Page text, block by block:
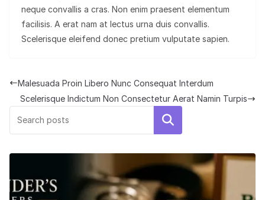
neque convallis a cras. Non enim praesent elementum
facilisis. A erat nam at lectus urna duis convallis.
Scelerisque eleifend donec pretium vulputate sapien.
Malesuada Proin Libero Nunc Consequat Interdum
Scelerisque Indictum Non Consectetur Aerat Namin Turpis
Search